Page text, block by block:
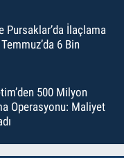
Pursaklar’da İlaçlama
6 Bin
500 Milyon
Operasyonu: Maliyet